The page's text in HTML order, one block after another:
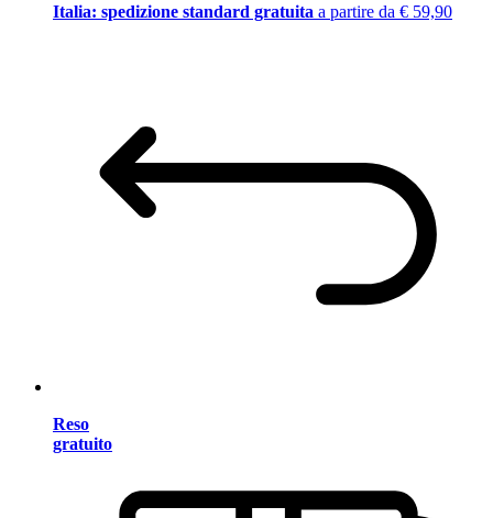
Italia: spedizione standard gratuita a partire da € 59,90
Reso
gratuito